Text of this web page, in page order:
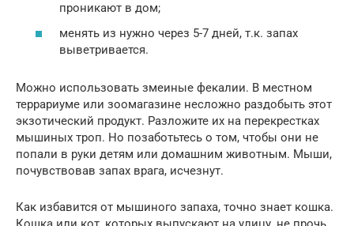
проникают в дом;
менять из нужно через 5-7 дней, т.к. запах
выветривается.
Можно использовать змеиные фекалии. В местном
террариуме или зоомагазине несложно раздобыть этот
экзотический продукт. Разложите их на перекрестках
мышиных троп. Но позаботьтесь о том, чтобы они не
попали в руки детям или домашним животным. Мыши,
почувствовав запах врага, исчезнут.
Как избавится от мышиного запаха, точно знает кошка.